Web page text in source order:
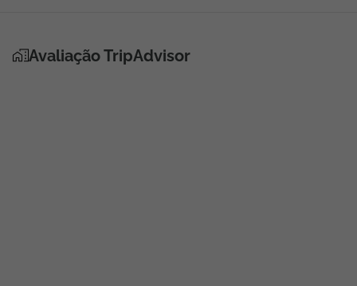
Avaliação TripAdvisor